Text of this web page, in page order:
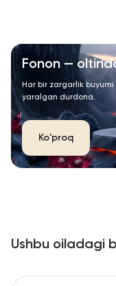
Fonon —
Har bir zargarlik
yaralgan durdona.
Ko'proq
Ushbu oiladagi